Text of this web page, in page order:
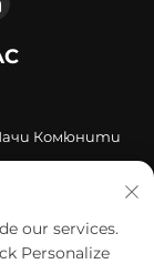
Комюнити
our services.
Personalize